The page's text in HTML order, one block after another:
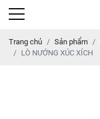
Trang chủ Sản phẩm
LÒ NƯỚNG XÚC XÍCH